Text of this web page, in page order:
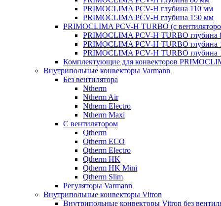
PRIMOCLIMA PCV-H глубина 110 мм
PRIMOCLIMA PCV-H глубина 150 мм
PRIMOCLIMA PCV-H TURBO (c
PRIMOCLIMA PCV-H TURBO глубина
PRIMOCLIMA PCV-H TURBO глубина
PRIMOCLIMA PCV-H TURBO глубина
Комплектующие для конвекторов
Внутрипольные конвекторы Varmann
Без вентилятора
Ntherm
Ntherm Air
Ntherm Electro
Ntherm Maxi
С вентилятором
Qtherm
Qtherm ECO
Qtherm Electro
Qtherm HK
Qtherm HK Mini
Qtherm Slim
Регуляторы Varmann
Внутрипольные конвекторы Vitron
Внутрипольные конвекторы Vitron без